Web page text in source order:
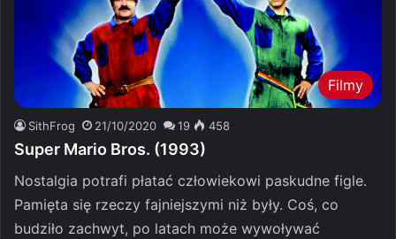
Filmy
SithFrog 21/10/2020 19 458
Super Mario Bros. (1993)
Nostalgia potrafi płatać człowiekowi paskudne figle.
Pamięta się rzeczy fajniejszymi niż były. Coś, co
budziło zachwyt, po latach może wywoływać